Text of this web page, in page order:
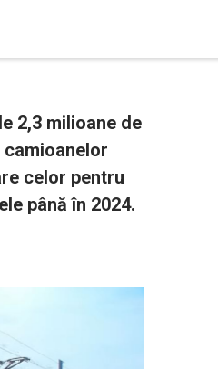
2,3 milioane de
celor pentru
până în 2024.